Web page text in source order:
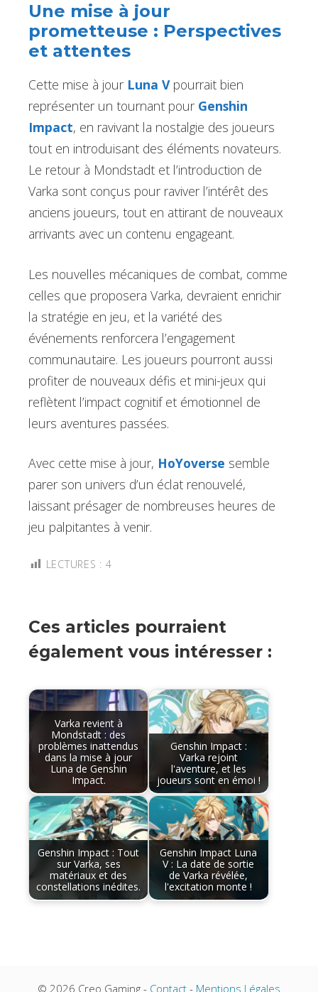
Une mise à jour
prometteuse : Perspectives
et attentes
Cette mise à jour Luna Vpourrait bien
représenter un tournant pour Genshin
Impact, en ravivant la nostalgie des joueurs
tout en introduisant des éléments novateurs.
Le retour à Mondstadt et l’introduction de
Varka sont conçus pour raviver l’intérêt des
anciens joueurs, tout en attirant de nouveaux
arrivants avec un contenu engageant.
Les nouvelles mécaniques de combat, comme
celles que proposera Varka, devraient enrichir
la stratégie en jeu, et la variété des
événements renforcera l’engagement
communautaire. Les joueurs pourront aussi
profiter de nouveaux défis et mini-jeux qui
reflètent l’impact cognitif et émotionnel de
leurs aventures passées.
Avec cette mise à jour, HoYoverse semble
parer son univers d’un éclat renouvelé,
laissant présager de nombreuses heures de
jeu palpitantes à venir.
LECTURES : 4
Ces articles pourraient
également vous intéresser :
Varka revient à
Mondstadt : des
problèmes inattendus
dans la mise à jour
Luna de Genshin
Impact.
Genshin Impact :
Varka rejoint
l'aventure, et les
joueurs sont en émoi !
Genshin Impact : Tout
sur Varka, ses
matériaux et des
constellations inédites.
Genshin Impact Luna
V : La date de sortie
de Varka révélée,
l'excitation monte !
© 2026 Creo Gaming - Contact - Mentions Légales